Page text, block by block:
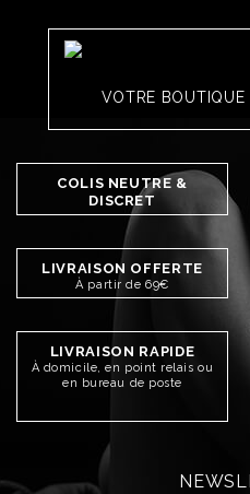
VOTRE BOUTIQUE
COLIS NEUTRE &
DISCRET
LIVRAISON OFFERTE
À partir de 69€
LIVRAISON RAPIDE
À domicile, en point relais ou
en bureau de poste